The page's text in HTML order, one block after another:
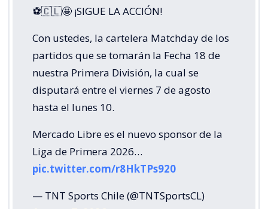
⚽🇨🇱🤩 ¡SIGUE LA ACCIÓN!
Con ustedes, la cartelera Matchday de los
partidos que se tomarán la Fecha 18 de
nuestra Primera División, la cual se
disputará entre el viernes 7 de agosto
hasta el lunes 10.
Mercado Libre es el nuevo sponsor de la
Liga de Primera 2026…
pic.twitter.com/r8HkTPs920
— TNT Sports Chile (@TNTSportsCL)